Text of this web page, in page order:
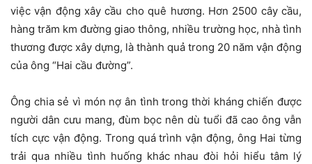
việc vận động xây cầu cho quê hương. Hơn 2500 cây cầu,
hàng trăm km đường giao thông, nhiều trường học, nhà tình
thương được xây dựng, là thành quả trong 20 năm vận động
của ông “Hai cầu đường”.
Ông chia sẻ vì món nợ ân tình trong thời kháng chiến được
người dân cưu mang, đùm bọc nên dù tuổi đã cao ông vẫn
tích cực vận động. Trong quá trình vận động, ông Hai từng
trải qua nhiều tình huống khác nhau đòi hỏi hiểu tâm lý